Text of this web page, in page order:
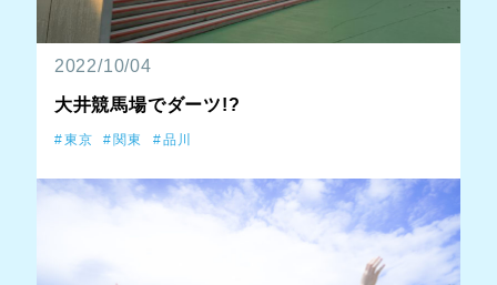
2022/10/04
大井競馬場でダーツ!?
東京 関東 品川